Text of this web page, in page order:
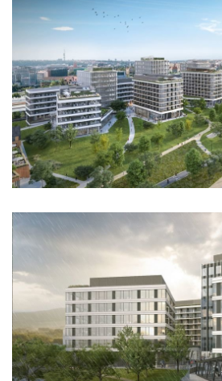
filadelfie – nová recepce
bytové domy vítězná/újezd